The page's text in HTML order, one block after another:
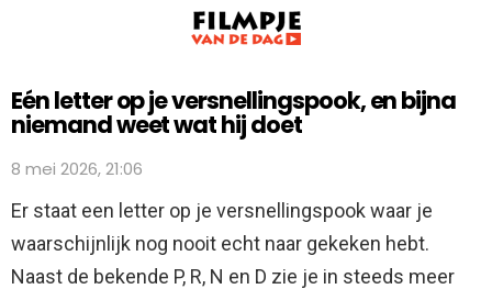
Eén letter op je versnellingspook, en bijna
niemand weet wat hij doet
8 mei 2026, 21:06
Er staat een letter op je versnellingspook waar je
waarschijnlijk nog nooit echt naar gekeken hebt.
Naast de bekende P, R, N en D zie je in steeds meer